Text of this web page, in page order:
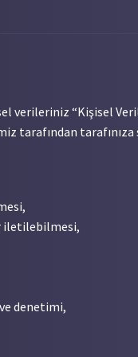
verileriniz “Kişisel
tarafından
iletilebilmesi,
denetimi,